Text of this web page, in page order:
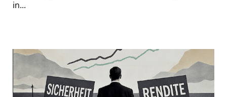
in...